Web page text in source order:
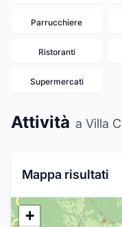
Parrucchiere
Ristoranti
Supermercati
Attività a Villa
Mappa risultati
+